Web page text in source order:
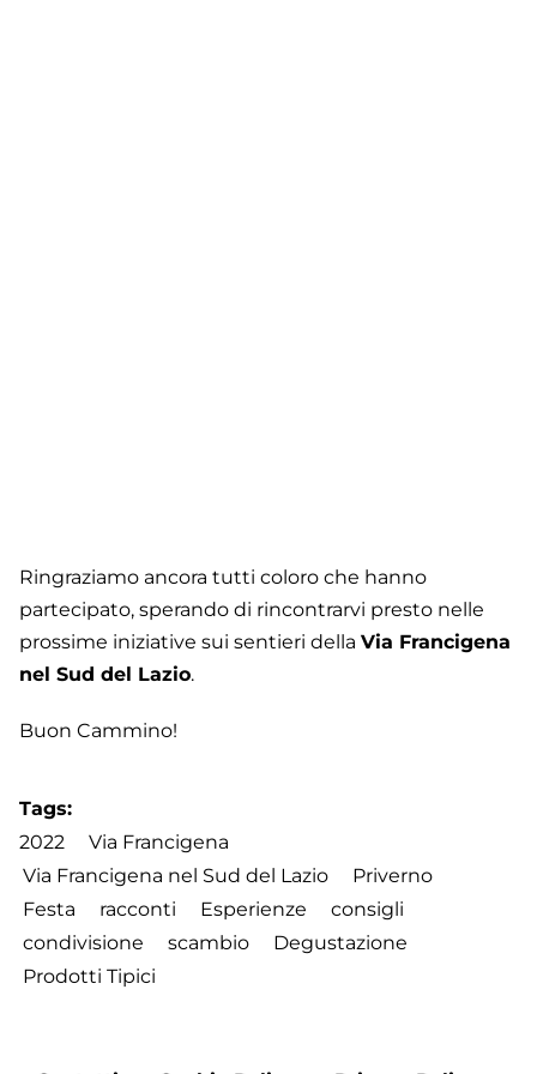
Ringraziamo ancora tutti coloro che hanno
partecipato, sperando di rincontrarvi presto nelle
prossime iniziative sui sentieri della Via Francigena
nel Sud del Lazio.
Buon Cammino!
Tags
2022
Via Francigena
Via Francigena nel Sud del Lazio
Priverno
Festa
racconti Esperienze
consigli
condivisione
scambio
Degustazione
Prodotti Tipici